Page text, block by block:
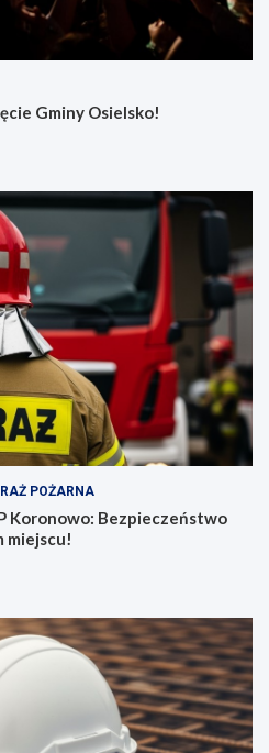
Gminy Osielsko!
POŻARNA
Koronowo: Bezpieczeństwo
miejscu!